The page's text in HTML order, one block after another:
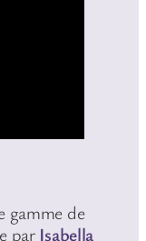
gamme de
par Isabella